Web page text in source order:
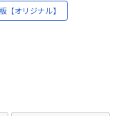
【オリジナル】